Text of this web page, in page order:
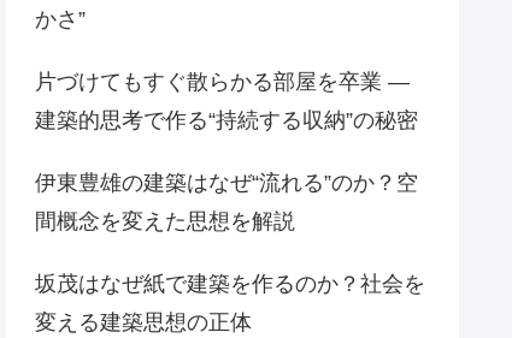
かさ”
片づけてもすぐ散らかる部屋を卒業 —
建築的思考で作る“持続する収納”の秘密
伊東豊雄の建築はなぜ“流れる”のか？空
間概念を変えた思想を解説
坂茂はなぜ紙で建築を作るのか？社会を
変える建築思想の正体